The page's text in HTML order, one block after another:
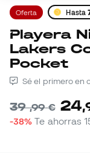
Oferta Hasta
Playera Nike Los Angeles
Lakers
Pocket
Sé el primero en
39,99 € 24,
-38% Te ahorras